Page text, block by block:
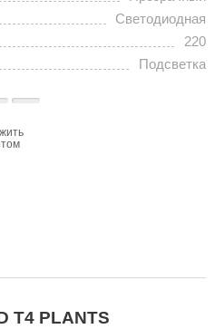
Светодиодная
220
Подсветка
T4 PLANTS